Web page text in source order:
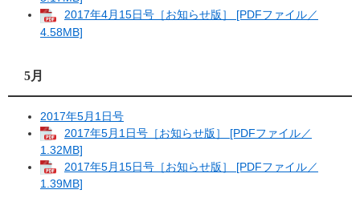
2017年4月15日号［お知らせ版］ [PDFファイル／
4.58MB]
5月
2017年5月1日号
2017年5月1日号［お知らせ版］ [PDFファイル／
1.32MB]
2017年5月15日号［お知らせ版］ [PDFファイル／
1.39MB]